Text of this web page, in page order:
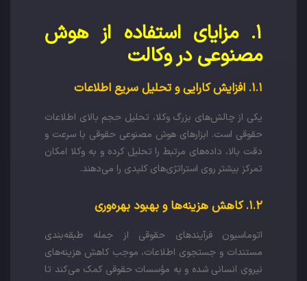
۱. مزایای استفاده از هوش
مصنوعی در وکالت
۱.۱. افزایش کارایی و تحلیل سریع اطلاعات
یکی از چالش‌های بزرگ وکلا، تحلیل حجم بالای اطلاعات
حقوقی است. ابزارهای هوش مصنوعی حقوقی با سرعت و
دقت بالا، داده‌های مرتبط را تحلیل کرده و به وکلا امکان
تمرکز بیشتر روی استراتژی‌های کلیدی را می‌دهند.
۱.۲. کاهش هزینه‌ها و بهبود بهره‌وری
اتوماسیون فرآیندهای حقوقی از جمله طبقه‌بندی
مستندات و جستجوی اطلاعات، موجب کاهش هزینه‌های
نیروی انسانی شده و به مؤسسات حقوقی کمک می‌کند تا